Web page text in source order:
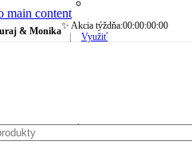
main content
& Monika✨ Akcia týždňa:00:00:00:00
Využiť